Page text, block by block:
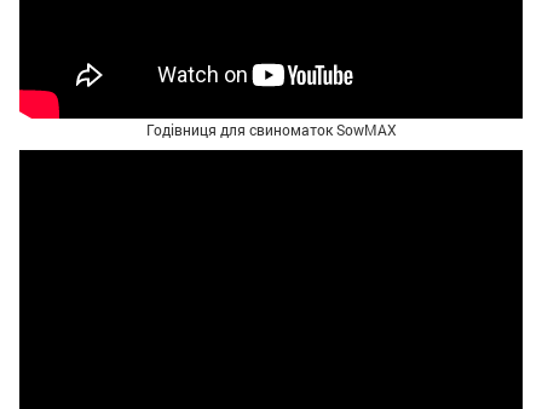
Годівниця для свиноматок SowMAX